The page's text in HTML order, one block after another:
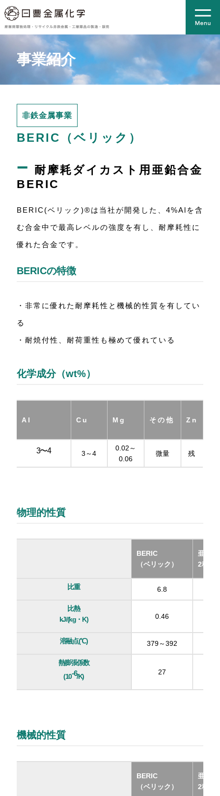
事業紹介
非鉄金属事業
BERIC（ベリック）
− 耐摩耗ダイカスト用亜鉛合金
BERIC
BERIC(ベリック)®は当社が開発した、4%Alを含
む合金中で最高レベルの強度を有し、耐摩耗性に
優れた合金です。
BERICの特徴
・非常に優れた耐摩耗性と機械的性質を有してい
る
・耐焼付性、耐荷重性も極めて優れている
化学成分（wt%）
Al Cu Mg その他 Zn
3〜4 3～4
0.02～
0.06
微量 残
物理的性質
BERIC
（ベリック）
亜鉛
2種（
比重 6.8
比熱
kJ/(kg・K)
0.46
溶融点(℃) 379～392
熱膨張係数
(10-6/K)
27
機械的性質
BERIC
（ベリック）
亜鉛
2種（